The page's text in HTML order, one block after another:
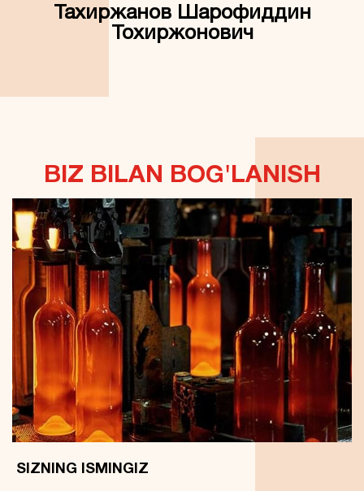
Тахиржанов Шарофиддин
Тохиржонович
BIZ BILAN BOG'LANISH
SIZNING ISMINGIZ